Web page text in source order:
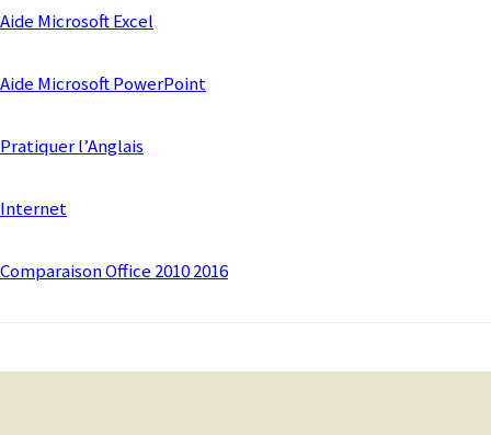
Aide Microsoft Excel
Aide Microsoft PowerPoint
Pratiquer l’Anglais
Internet
Comparaison Office 2010 2016